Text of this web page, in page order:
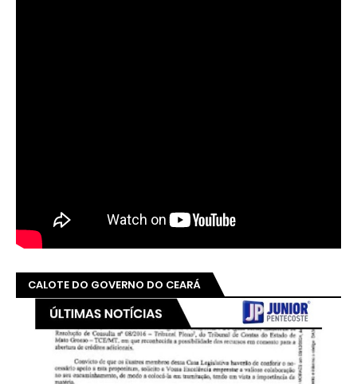
CALOTE DO GOVERNO DO CEARÁ